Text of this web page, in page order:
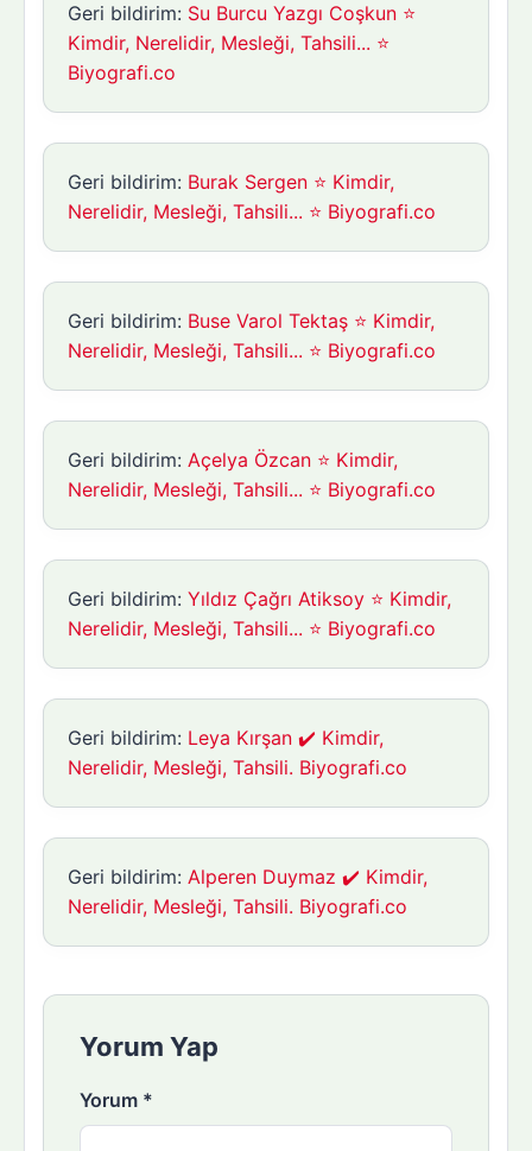
Geri bildirim: Su Burcu Yazgı Coşkun ⭐
Kimdir, Nerelidir, Mesleği, Tahsili... ⭐
Biyografi.co
Geri bildirim: Burak Sergen ⭐ Kimdir,
Nerelidir, Mesleği, Tahsili... ⭐ Biyografi.co
Geri bildirim: Buse Varol Tektaş ⭐ Kimdir,
Nerelidir, Mesleği, Tahsili... ⭐ Biyografi.co
Geri bildirim: Açelya Özcan ⭐ Kimdir,
Nerelidir, Mesleği, Tahsili... ⭐ Biyografi.co
Geri bildirim: Yıldız Çağrı Atiksoy ⭐ Kimdir,
Nerelidir, Mesleği, Tahsili... ⭐ Biyografi.co
Geri bildirim: Leya Kırşan ✔️ Kimdir,
Nerelidir, Mesleği, Tahsili. Biyografi.co
Geri bildirim: Alperen Duymaz ✔️ Kimdir,
Nerelidir, Mesleği, Tahsili. Biyografi.co
Yorum Yap
Yorum *